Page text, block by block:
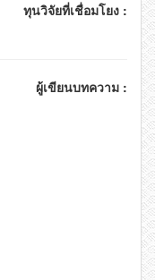
ทุนวิจัยที่เชื่อมโยง :
ผู้เขียนบทความ :